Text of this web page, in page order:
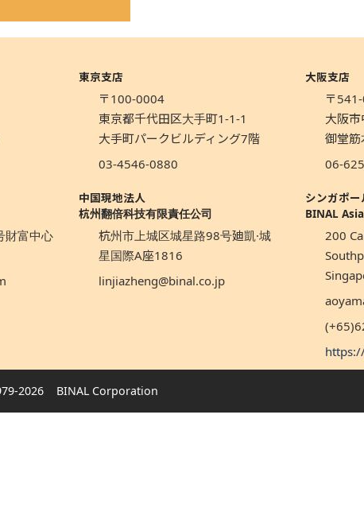
東京支店
〒100-0004
東京都千代田区大手町1-1-1
大手町パークビルディング7階
03-4546-0880
大阪支店
〒
大阪
御堂
06-
財富中心
中国現地法人
杭州翻倍科技有限責任公司
杭州市上城区城星路98号廸凱·城
星国際A座1816
linjiazheng@binal.co.jp
シンガポー
BINAL
200
2026 BINAL Corporation